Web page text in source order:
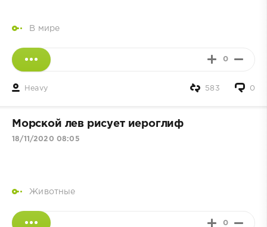
В мире
0
Heavy 0
583
Морской лев рисует иероглиф
18/11/2020 08:05
Животные
0